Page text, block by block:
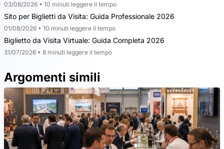
03/08/2026 • 10 minuti leggere il tempo
Sito per Biglietti da Visita: Guida Professionale 2026
01/08/2026 • 10 minuti leggere il tempo
Biglietto da Visita Virtuale: Guida Completa 2026
31/07/2026 • 8 minuti leggere il tempo
Argomenti simili